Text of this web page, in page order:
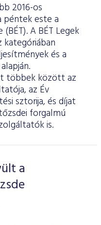
2016-os
este a
A BÉT Legek
kategóriában
és a
többek között az
az Év
sztorija, és díjat
forgalmú
is.
a